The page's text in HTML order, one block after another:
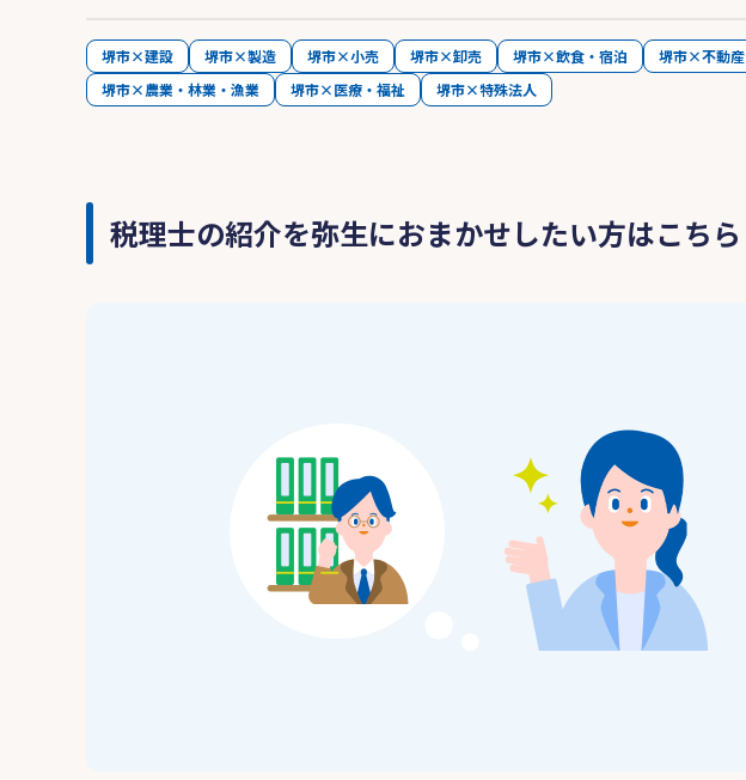
堺市×建設 堺市×製造 堺市×小売 堺市×卸売 堺市×飲食・宿泊 堺市×不動産
堺市×農業・林業・漁業
堺市×医療・福祉 堺市×特殊法人
税理士の紹介を弥生におまかせしたい方はこちら